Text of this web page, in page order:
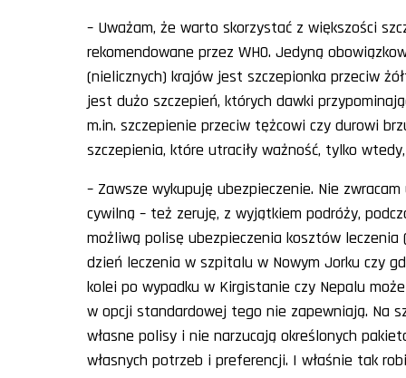
– Uważam, że warto skorzystać z większości
rekomendowane przez WHO. Jedyną
(nielicznych) krajów jest szczepionka przeciw
jest dużo szczepień, których dawki
m.in. szczepienie przeciw tężcowi czy durowi
szczepienia, które utraciły ważność, tylko
– Zawsze wykupuję ubezpieczenie. Nie
cywilną – też zeruję, z wyjątkiem podróży,
możliwą polisę ubezpieczenia kosztów leczenia
dzień leczenia w szpitalu w Nowym Jorku czy
kolei po wypadku w Kirgistanie czy Nepalu
w opcji standardowej tego nie zapewniają. Na
własne polisy i nie narzucają określonych
własnych potrzeb i preferencji. I właśnie tak